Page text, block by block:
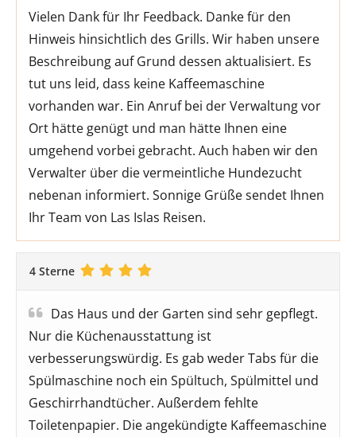
Vielen Dank für Ihr Feedback. Danke für den
Hinweis hinsichtlich des Grills. Wir haben unsere
Beschreibung auf Grund dessen aktualisiert. Es
tut uns leid, dass keine Kaffeemaschine
vorhanden war. Ein Anruf bei der Verwaltung vor
Ort hätte genügt und man hätte Ihnen eine
umgehend vorbei gebracht. Auch haben wir den
Verwalter über die vermeintliche Hundezucht
nebenan informiert. Sonnige Grüße sendet Ihnen
Ihr Team von Las Islas Reisen.
4 Sterne
Das Haus und der Garten sind sehr gepflegt.
Nur die Küchenausstattung ist
verbesserungswürdig. Es gab weder Tabs für die
Spülmaschine noch ein Spültuch, Spülmittel und
Geschirrhandtücher. Außerdem fehlte
Toiletenpapier. Die angekündigte Kaffeemaschine